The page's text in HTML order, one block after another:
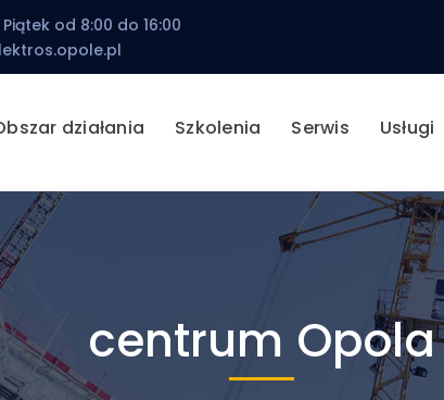
od 8:00 do 16:00
działania Szkolenia Serwis Usługi
centrum Opola